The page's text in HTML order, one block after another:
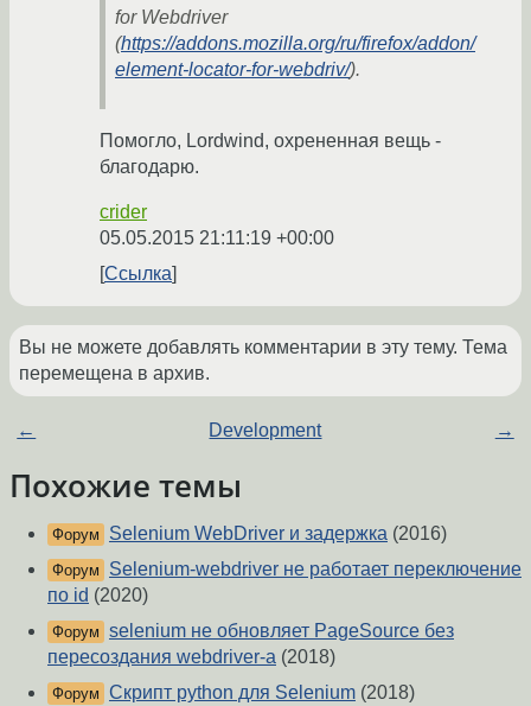
for Webdriver
(https://addons.mozilla.org/ru/firefox/addon/
element-locator-for-webdriv/).
Помогло, Lordwind, охрененная вещь -
благодарю.
crider
05.05.2015 21:11:19 +00:00
Ссылка
Вы не можете добавлять комментарии в эту тему. Тема
перемещена в архив.
← Development →
Похожие темы
Форум Selenium WebDriver и задержка (2016)
Форум
Selenium-webdriver не работает переключение
по id (2020)
Форум selenium не обновляет PageSource без
пересоздания webdriver-a (2018)
Форум Скрипт python для Selenium (2018)